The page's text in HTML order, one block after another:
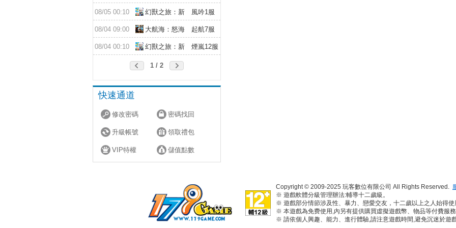
08/05 00:10
幻獸之旅：新
紀元
風吟1服
08/04 09:00
大航海：怒海
遠征
起航7服
08/04 00:10
幻獸之旅：新
煙嵐12服
1 / 2
快速通道
修改密碼 密碼找回
升級帳號 領取禮包
VIP特權 儲值點數
Copyright © 2009-2025 玩客數位有限公司 All Rights Reserved.
※ 遊戲軟體分級管理辦法:輔導十二歲級。
※ 遊戲部分情節涉及性、暴力、戀愛交友，十二歲以上之人始得使
※ 本遊戲為免费使用,內另有提供購買虛擬遊戲幣、物品等付費服務
※ 請依個人興趣、能力、進行體驗,請注意遊戲時間,避免沉迷於遊戲